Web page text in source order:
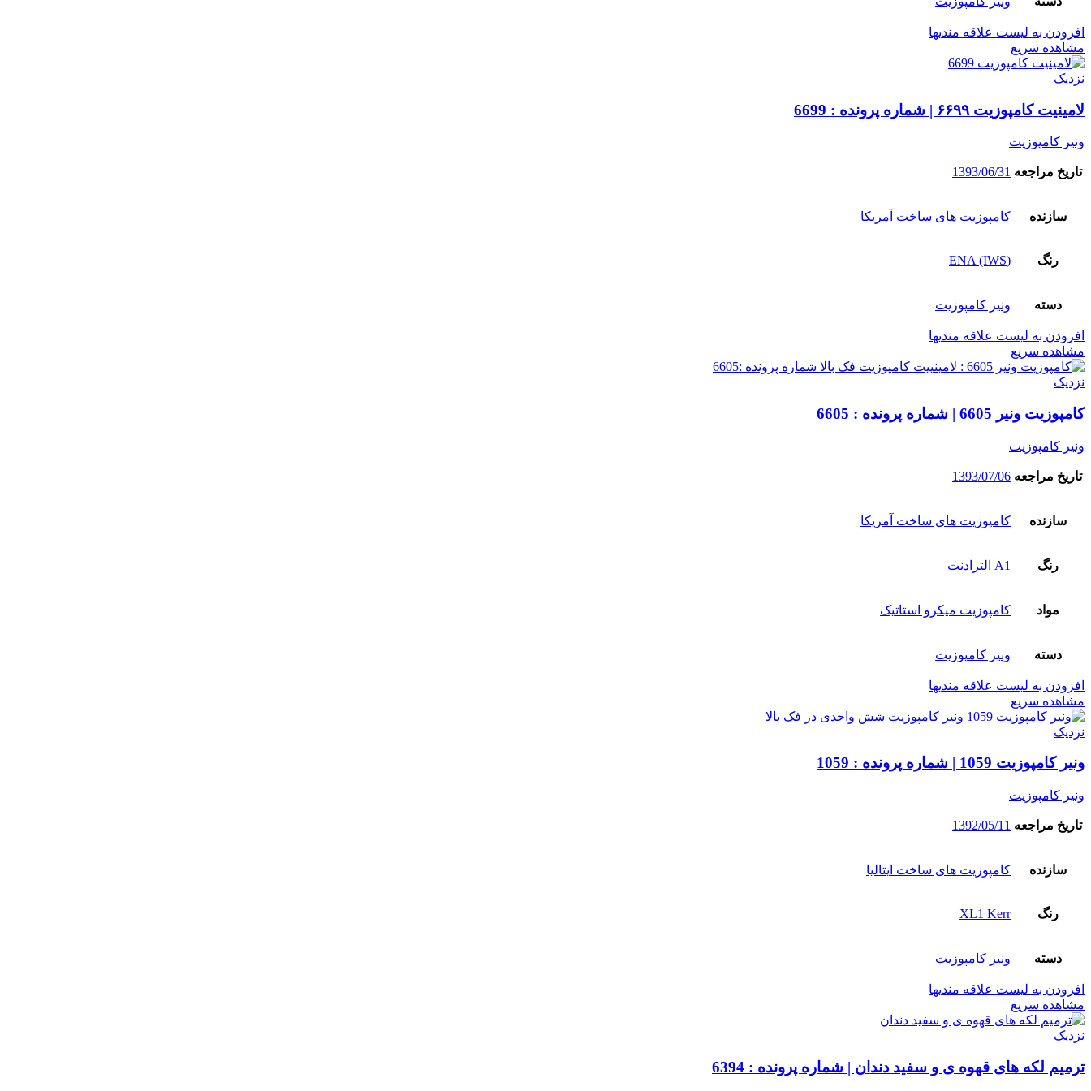
افزودن به لیست علاقه مندیها
مشاهده سریع
نزدیک
لامینیت کامپوزیت ۶۶۹۹ | شماره پرونده : 6699
ونیر کامپوزیت
تاریخ مراجعه 1393/06/31
سازنده کامپوزیت های ساخت آمریکا
رنگ (ENA (IWS
دسته ونیر کامپوزیت
افزودن به لیست علاقه مندیها
مشاهده سریع
نزدیک
کامپوزیت ونیر 6605 | شماره پرونده : 6605
ونیر کامپوزیت
تاریخ مراجعه 1393/07/06
سازنده کامپوزیت های ساخت آمریکا
رنگ A1 الترادنت
مواد کامپوزیت میکرو استاتیک
دسته ونیر کامپوزیت
افزودن به لیست علاقه مندیها
مشاهده سریع
نزدیک
ونیر کامپوزیت 1059 | شماره پرونده : 1059
ونیر کامپوزیت
تاریخ مراجعه 1392/05/11
سازنده کامپوزیت های ساخت ایتالیا
رنگ XL1 Kerr
دسته ونیر کامپوزیت
افزودن به لیست علاقه مندیها
مشاهده سریع
نزدیک
ترمیم لکه های قهوه ی و سفید دندان | شماره پرونده : 6394